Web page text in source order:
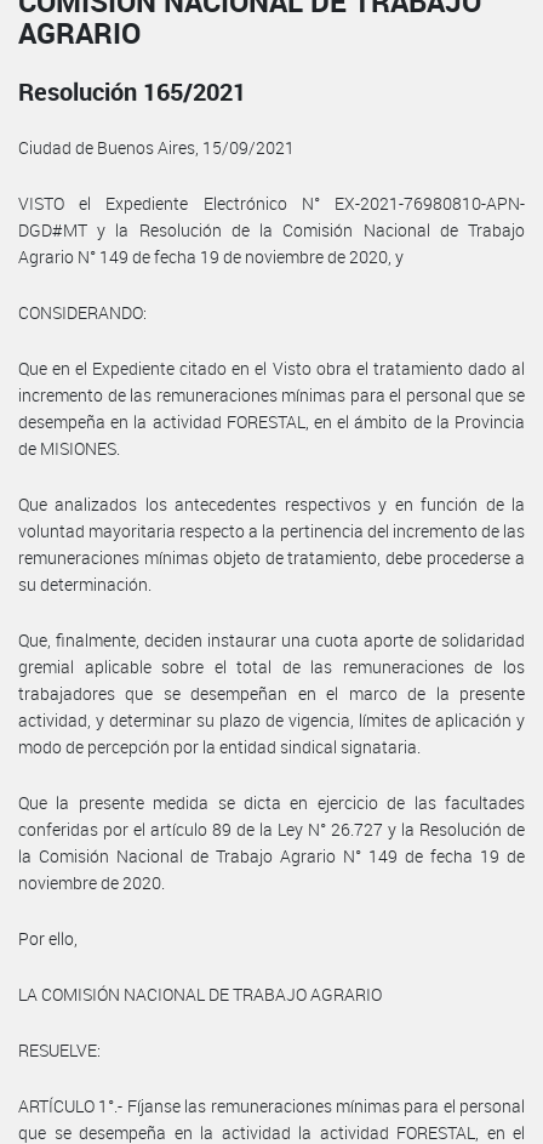
AGRARIO
Resolución 165/2021
Ciudad de Buenos Aires, 15/09/2021
VISTO el Expediente Electrónico N° EX-2021-76980810-APN-
DGD#MT y la Resolución de la Comisión Nacional de Trabajo
Agrario N° 149 de fecha 19 de noviembre de 2020, y
CONSIDERANDO:
Que en el Expediente citado en el Visto obra el tratamiento dado al
incremento de las remuneraciones mínimas para el personal que se
desempeña en la actividad FORESTAL, en el ámbito de la Provincia
de MISIONES.
Que analizados los antecedentes respectivos y en función de la
voluntad mayoritaria respecto a la pertinencia del incremento de las
remuneraciones mínimas objeto de tratamiento, debe procederse a
su determinación.
Que, finalmente, deciden instaurar una cuota aporte de solidaridad
gremial aplicable sobre el total de las remuneraciones de los
trabajadores que se desempeñan en el marco de la presente
actividad, y determinar su plazo de vigencia, límites de aplicación y
modo de percepción por la entidad sindical signataria.
Que la presente medida se dicta en ejercicio de las facultades
conferidas por el artículo 89 de la Ley N° 26.727 y la Resolución de
la Comisión Nacional de Trabajo Agrario N° 149 de fecha 19 de
noviembre de 2020.
Por ello,
LA COMISIÓN NACIONAL DE TRABAJO AGRARIO
RESUELVE:
ARTÍCULO 1°.- Fíjanse las remuneraciones mínimas para el personal
que se desempeña en la actividad la actividad FORESTAL, en el